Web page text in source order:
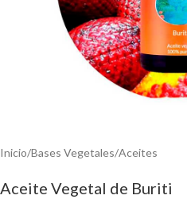
Inicio/Bases Vegetales/Aceites
Aceite Vegetal de Buriti